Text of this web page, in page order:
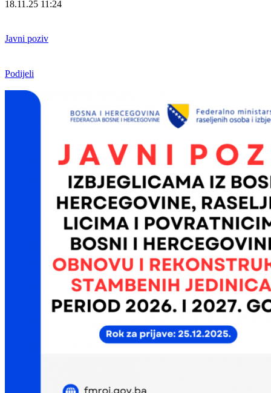
18.11.25 11:24
Javni poziv
Podijeli